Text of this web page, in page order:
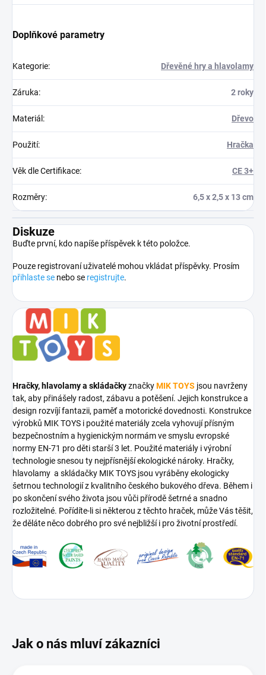
Doplňkové parametry
Kategorie: Dřevěné hry a hlavolamy
Záruka: 2 roky
Materiál: Dřevo
Použití: Hračka
Věk dle Certifikace: CE 3+
Rozměry: 6,5 x 2,5 x 13 cm
Diskuze
Buďte první, kdo napíše příspěvek k této položce.
Pouze registrovaní uživatelé mohou vkládat příspěvky. Prosím
přihlaste se nebo se registrujte.
Hračky, hlavolamy a skládačkyznačkyMIK TOYS jsou navrženy
tak, aby přinášely radost, zábavu a potěšení. Jejich konstrukce a
design rozvíjí fantazii, paměť a motorické dovednosti. Konstrukce
výrobků MIK TOYS i použité materiály zcela vyhovují přísným
bezpečnostním a hygienickým normám ve smyslu evropské
normy EN-71 pro děti starší 3 let. Použité materiály i výrobní
technologie snesou ty nejpřísnější ekologické nároky. Hračky,
hlavolamy a skládačky MIK TOYS jsou vyráběny ekologicky
šetrnou technologií z kvalitního českého bukového dřeva. Během i
po skončení svého života jsou vůči přírodě šetrné a snadno
rozložitelné. Pořídíte-li si některou z těchto hraček, může Vás těšit,
že děláte něco dobrého pro své nejbližší i pro životní prostředí.